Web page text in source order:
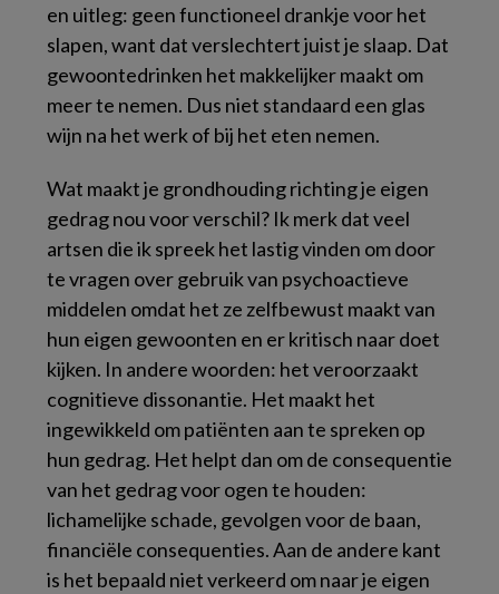
en uitleg: geen functioneel drankje voor het
slapen, want dat verslechtert juist je slaap. Dat
gewoontedrinken het makkelijker maakt om
meer te nemen. Dus niet standaard een glas
wijn na het werk of bij het eten nemen.
Wat maakt je grondhouding richting je eigen
gedrag nou voor verschil? Ik merk dat veel
artsen die ik spreek het lastig vinden om door
te vragen over gebruik van psychoactieve
middelen omdat het ze zelfbewust maakt van
hun eigen gewoonten en er kritisch naar doet
kijken. In andere woorden: het veroorzaakt
cognitieve dissonantie. Het maakt het
ingewikkeld om patiënten aan te spreken op
hun gedrag. Het helpt dan om de consequentie
van het gedrag voor ogen te houden:
lichamelijke schade, gevolgen voor de baan,
financiële consequenties. Aan de andere kant
is het bepaald niet verkeerd om naar je eigen